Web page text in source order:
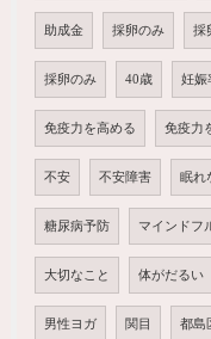
助成金 採卵のみ 採
採卵のみ 40歳 妊娠
免疫力を高める 免疫力
不安 不安障害 眠れ
糖尿病予防 マインドフ
大切なこと 体がだるい
男性ヨガ 関目 都島